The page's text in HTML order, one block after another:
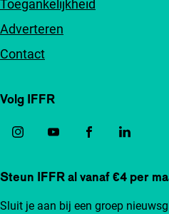
Toegankelijkheid
Adverteren
Contact
Volg IFFR
Steun IFFR al vanaf €4 per
Sluit je aan bij een groep